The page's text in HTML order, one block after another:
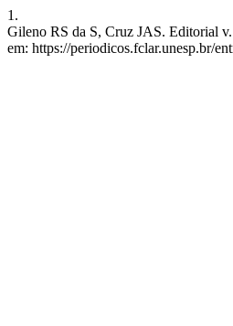
1.
Gileno RS da S, Cruz JAS. Editorial
em: https://periodicos.fclar.unesp.br/